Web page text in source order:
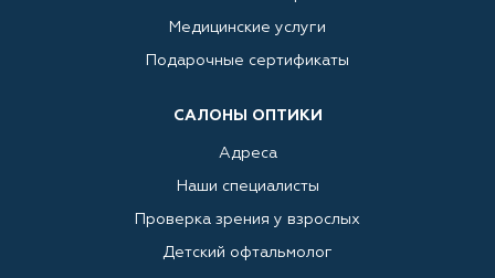
Медицинские услуги
Подарочные сертификаты
САЛОНЫ ОПТИКИ
Адреса
Наши специалисты
Проверка зрения у взрослых
Детский офтальмолог